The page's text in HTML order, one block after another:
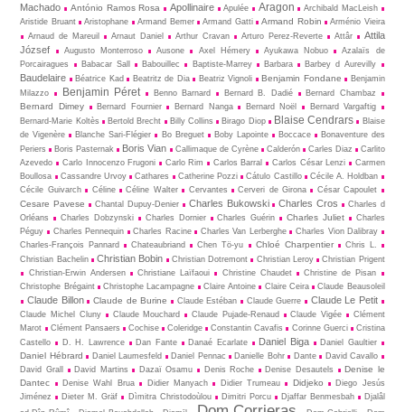
Machado
António Ramos Rosa Apollinaire Apulée Aragon
Archibald MacLeish
Aristide Bruant
Aristophane Armand Bemer Armand Gatti Armand Robin
Arménio Vieira
Arnaud de Mareuil
Arnaut Daniel Arthur Cravan Arturo Perez-Reverte Attâr
Attila
József
Augusto Monterroso Ausone Axel Hémery Ayukawa Nobuo
Azalaïs de
Porcairagues
Babacar Sall Babouillec Baptiste-Marrey Barbara Barbey d Aurevilly
Baudelaire Béatrice Kad Beatritz de Dia Beatriz Vignoli Benjamin Fondane
Benjamin
Milazzo
Benjamin Péret Benno Barnard Bernard B. Dadié Bernard Chambaz
Bernard Dimey Bernard Fournier Bernard Nanga Bernard Noël
Bernard Vargaftig
Bernard-Marie Koltès
Bertold Brecht Billy Collins Birago Diop Blaise Cendrars
Blaise
de Vigenère
Blanche Sari-Flégier Bo Breguet Boby Lapointe Boccace
Bonaventure des
Periers
Boris Pasternak Boris Vian Callimaque de Cyrène Cal­derón Carles Diaz
Carlito
Azevedo
Carlo Innocenzo Frugoni Carlo Rim Carlos Barral Carlos César Lenzi
Carmen
Boullosa
Cassandre Urvoy Cathares Catherine Pozzi Cátulo Castillo
Cécile A. Holdban
Cécile Guivarch
Céline Céline Walter Cervantes Cerveri de Girona César Capoulet
Cesare Pavese Chantal Dupuy-Denier Charles Bukowski Charles Cros
Charles d
Orléans
Charles Dobzynski Charles Dornier Charles Guérin Charles Juliet
Charles
Péguy
Charles Pennequin Charles Racine Charles Van Lerberghe
Charles Vion Dalibray
Charles-François Pannard
Chateaubriand Chen Tö-yu Chloé Charpentier
Chris L.
Christian Bachelin
Christian Bobin Christian Dotremont Christian Leroy
Christian Prigent
Christian-Erwin Andersen
Christiane Laïfaoui Christine Chaudet
Christine de Pisan
Christophe Brégaint
Christophe Lacampagne Claire Antoine Claire Ceira Claude Beausoleil
Claude Billon Claude de Burine Claude Estéban Claude Guerre Claude Le Petit
Claude Michel Cluny Claude Mouchard Claude Pujade-Renaud Claude Vigée
Clément
Marot
Clément Pansaers Cochise Coleridge Constantin Cavafis Corinne Guerci
Cristina
Castello
D. H. Lawrence Dan Fante Danaé Ecarlate Daniel Biga Daniel Gaultier
Daniel Hébrard Daniel Laumesfeld Daniel Pennac Danielle Bohr Dante
David Cavallo
David Grall
David Martins Dazaï Osamu Denis Roche Denise Desautels
Denise le
Dantec
Denise Wahl Brua Didier Manyach Didier Trumeau Didjeko
Diego Jesús
Jiménez
Dieter M. Gräf Dìmitra Christodoùlou Dimitri Porcu Djaffar Benmesbah
Djalâl